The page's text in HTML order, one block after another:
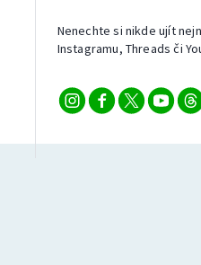
Nenechte si nikde ujít
Instagramu, Threads či